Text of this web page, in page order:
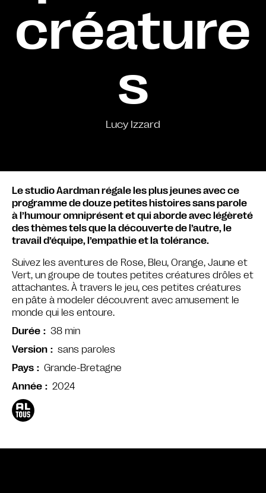
créature
s
Lucy Izzard
Le studio Aardman régale les plus jeunes avec ce
programme de douze petites histoires sans parole
à l’humour omniprésent et qui aborde avec légèreté
des thèmes tels que la découverte de l’autre, le
travail d’équipe, l’empathie et la tolérance.
Suivez les aventures de Rose, Bleu, Orange, Jaune et
Vert, un groupe de toutes petites créatures drôles et
attachantes. À travers le jeu, ces petites créatures
en pâte à modeler découvrent avec amusement le
monde qui les entoure.
Durée
38 min
Version
sans paroles
Pays
Grande-Bretagne
Année
2024